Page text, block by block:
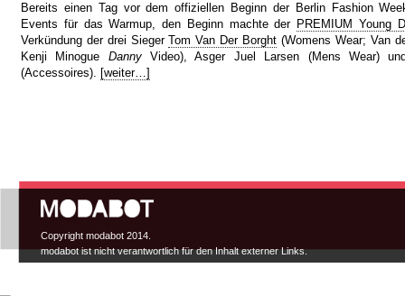
Bereits einen Tag vor dem offiziellen Beginn der Berlin Fashion
Events für das Warmup, den Beginn machte der PREMIUM Young
Verkündung der drei SiegerTom Van Der Borght (Womens Wear; Van
Kenji Minogue DannyVideo), Asger Juel Larsen (Mens Wear)
(Accessoires). [weiter…]
Hauptmenü
Copyright modabot 2014.
modabot ist nicht verantwortlich für den Inhalt externer Links.